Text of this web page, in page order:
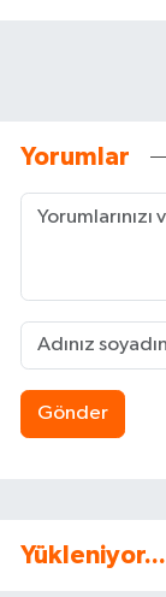
Yorumlar
Gönder
Yükleniyor...